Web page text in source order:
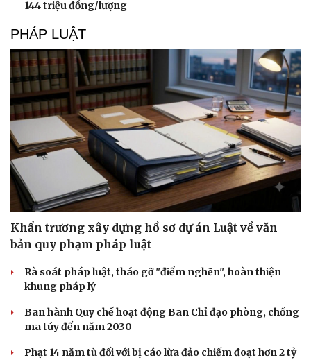
144 triệu đồng/lượng
PHÁP LUẬT
Khẩn trương xây dựng hồ sơ dự án Luật về văn
bản quy phạm pháp luật
Rà soát pháp luật, tháo gỡ "điểm nghẽn", hoàn thiện
khung pháp lý
Ban hành Quy chế hoạt động Ban Chỉ đạo phòng, chống
ma túy đến năm 2030
Phạt 14 năm tù đối với bị cáo lừa đảo chiếm đoạt hơn 2 tỷ